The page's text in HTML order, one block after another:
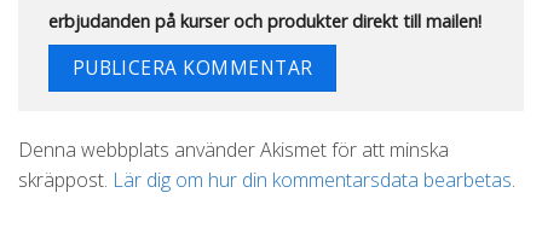
erbjudanden på kurser och produkter direkt till mailen!
Denna webbplats använder Akismet för att minska
skräppost. Lär dig om hur din kommentarsdata bearbetas.